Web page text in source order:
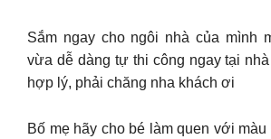
Sắm ngay cho ngôi nhà của mình
vừa dễ dàng tự thi công ngay tại
hợp lý, phải chăng nha khách ơi
Bố mẹ hãy cho bé làm quen với màu